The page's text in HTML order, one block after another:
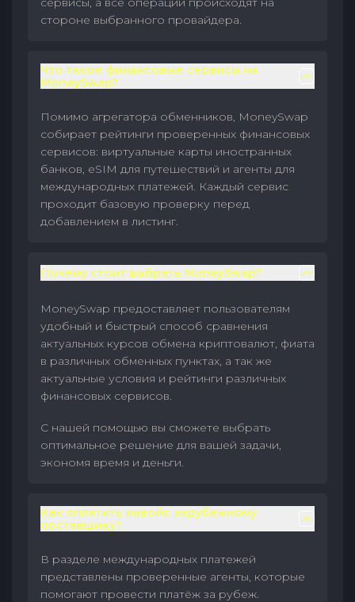
стороне выбранного провайдера.
Что такое финансовые сервисы на
MoneySwap?
Помимо агрегатора обменников, MoneySwap
собирает рейтинги проверенных финансовых
сервисов: виртуальные карты иностранных
банков, eSIM для путешествий и агенты для
международных платежей. Каждый сервис
проходит базовую проверку перед
добавлением в листинг.
Почему стоит выбрать MoneySwap?
MoneySwap предоставляет пользователям
удобный и быстрый способ сравнения
актуальных курсов обмена криптовалют, фиата
в различных обменных пунктах, а так же
актуальные условия и рейтинги различных
финансовых сервисов.
С нашей помощью вы сможете выбрать
оптимальное решение для вашей задачи,
экономя время и деньги.
Как оплатить инвойс зарубежному
поставщику?
В разделе международных платежей
представлены проверенные агенты, которые
помогают провести платёж за рубеж.